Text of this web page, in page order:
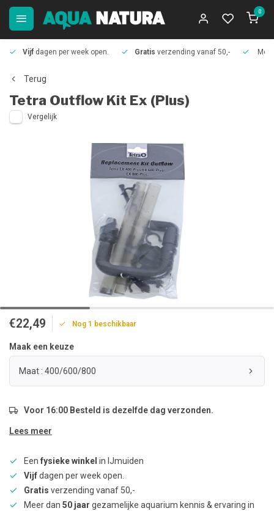
0
Vijf dagen per week open. Gratis verzending vanaf 50,-
Terug
Tetra Outflow Kit Ex (Plus)
Vergelijk
€22,49 Nog 1 beschikbaar
Maak een keuze
Maat : 400/600/800
Voor 16:00 Besteld is dezelfde dag verzonden.
Lees meer
Een fysieke winkel in IJmuiden
Vijfdagen per week open.
Gratis verzending vanaf 50,-
Meer dan 50 jaar gezamelijke aquarium kennis & ervaring in